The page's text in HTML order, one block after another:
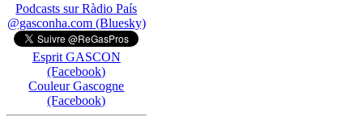
Podcasts sur Ràdio País
@gasconha.com (Bluesky)
Esprit GASCON
(Facebook)
Couleur Gascogne
(Facebook)